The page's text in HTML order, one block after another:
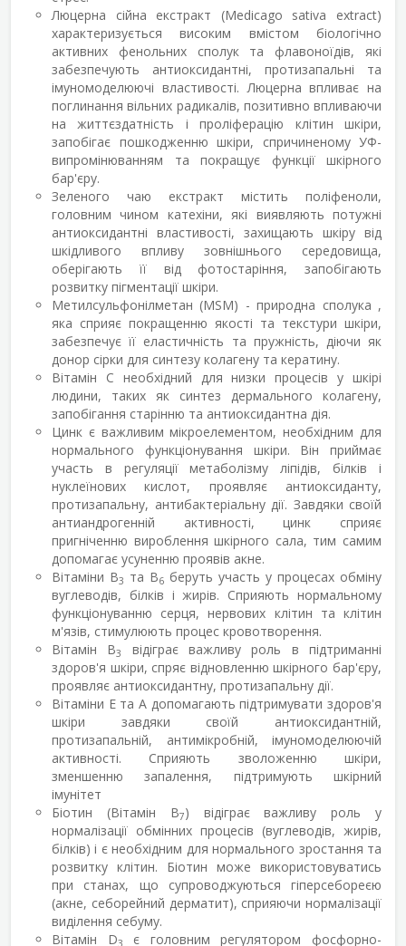
Люцерна сійна екстракт (Medicago sativa extract)
характеризується високим вмістом біологічно
активних фенольних сполук та флавоноїдів, які
забезпечують антиоксидантні, протизапальні та
імуномоделюючі властивості. Люцерна впливає на
поглинання вільних радикалів, позитивно впливаючи
на життєздатність і проліферацію клітин шкіри,
запобігає пошкодженню шкіри, спричиненому УФ-
випромінюванням та покращує функції шкірного
бар'єру.
Зеленого чаю екстракт містить поліфеноли,
головним чином катехіни, які виявляють потужні
антиоксидантні властивості, захищають шкіру від
шкідливого впливу зовнішнього середовища,
оберігають її від фотостаріння, запобігають
розвитку пігментації шкіри.
Метилсульфонілметан (MSM) - природна сполука ,
яка сприяє покращенню якості та текстури шкіри,
забезпечує її еластичність та пружність, діючи як
донор сірки для синтезу колагену та кератину.
Вітамін С необхідний для низки процесів у шкірі
людини, таких як синтез дермального колагену,
запобігання старінню та антиоксидантна дія.
Цинк є важливим мікроелементом, необхідним для
нормального функціонування шкіри. Він приймає
участь в регуляції метаболізму ліпідів, білків і
нуклеїнових кислот, проявляє антиоксиданту,
протизапальну, антибактеріальну дії. Завдяки своїй
антиандрогенній активності, цинк сприяє
пригніченню вироблення шкірного сала, тим самим
допомагає усуненню проявів акне.
Вітаміни В3 та В6 беруть участь у процесах обміну
вуглеводів, білків і жирів. Сприяють нормальному
функціонуванню серця, нервових клітин та клітин
м'язів, стимулюють процес кровотворення.
Вітамін В3
відіграє важливу роль в підтриманні
здоров'я шкіри, спряє відновленню шкірного бар'єру,
проявляє антиоксидантну, протизапальну дії.
Вітаміни Е та А допомагають підтримувати здоров'я
шкіри завдяки своїй антиоксидантній,
протизапальній, антимікробній, імуномоделюючій
активності. Сприяють зволоженню шкіри,
зменшенню запалення, підтримують шкірний
імунітет
Біотин (Вітамін В7) відіграє важливу роль у
нормалізації обмінних процесів (вуглеводів, жирів,
білків) і є необхідним для нормального зростання та
розвитку клітин. Біотин може використовуватись
при станах, що супроводжуються гіперсебореєю
(акне, себорейний дерматит), сприяючи нормалізації
виділення себуму.
Вітамін D3 є головним регулятором фосфорно-